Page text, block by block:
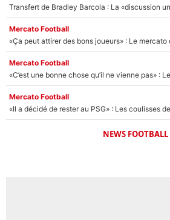
Mercato Football
Mercato Football
Mercato Football
NEWS FOOTBALL